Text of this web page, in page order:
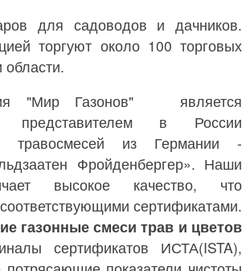
для садоводов и дачников.
торгуют около 100 торговых
"Мир Газонов" является
представителем в России
травосмесей из Германии -
Фройденбергер». Наши
высокое качество, что
сертификатами.
газонные смеси трав и цветов
сертификатов ИСТА(ISTA),